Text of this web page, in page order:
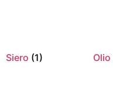
Siero (1) Olio